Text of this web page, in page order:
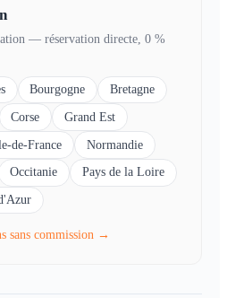
— réservation directe, 0 %
Bourgogne Bretagne
Corse Grand Est
de-France Normandie
Occitanie Pays de la Loire
sans commission →